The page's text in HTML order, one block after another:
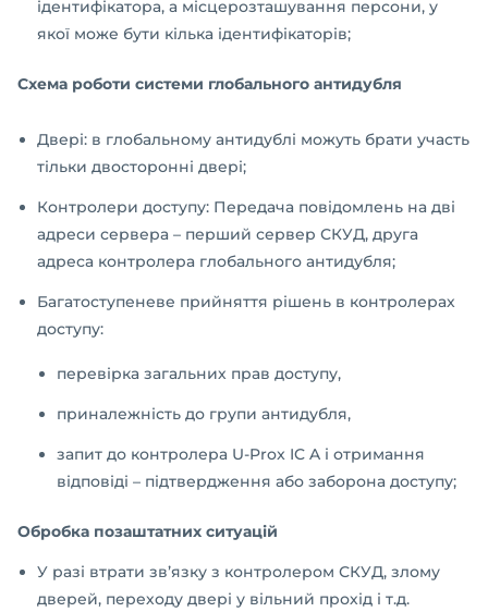
ідентифікатора, а місцерозташування персони, у
якої може бути кілька ідентифікаторів;
Схема роботи системи глобального антидубля
Двері: в глобальному антидублі можуть брати участь
тільки двосторонні двері;
Контролери доступу: Передача повідомлень на дві
адреси сервера – перший сервер СКУД, друга
адреса контролера глобального антидубля;
Багатоступеневе прийняття рішень в контролерах
доступу:
перевірка загальних прав доступу,
приналежність до групи антидубля,
запит до контролера U-Prox IC A і отримання
відповіді – підтвердження або заборона доступу;
Обробка позаштатних ситуацій
У разі втрати зв’язку з контролером СКУД, злому
дверей, переходу двері у вільний прохід і т.д.